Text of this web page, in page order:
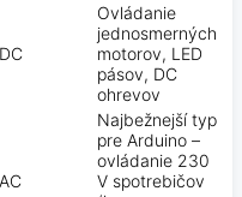
DC
Ovládanie
jednosmerných
motorov, LED
pásov, DC
ohrevov
AC
Najbežnejší typ
pre Arduino –
ovládanie 230
V spotrebičov